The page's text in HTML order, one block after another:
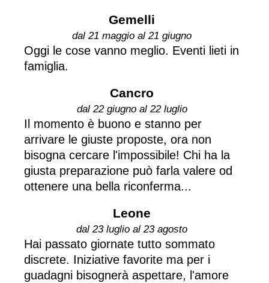
Gemelli
dal 21 maggio al 21 giugno
Oggi le cose vanno meglio. Eventi lieti in
famiglia.
Cancro
dal 22 giugno al 22 luglio
Il momento è buono e stanno per
arrivare le giuste proposte, ora non
bisogna cercare l'impossibile! Chi ha la
giusta preparazione può farla valere od
ottenere una bella riconferma...
Leone
dal 23 luglio al 23 agosto
Hai passato giornate tutto sommato
discrete. Iniziative favorite ma per i
guadagni bisognerà aspettare, l'amore